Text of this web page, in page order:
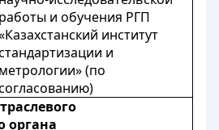
работы и обучения РГП
институт
и
метрологии» (по
органа